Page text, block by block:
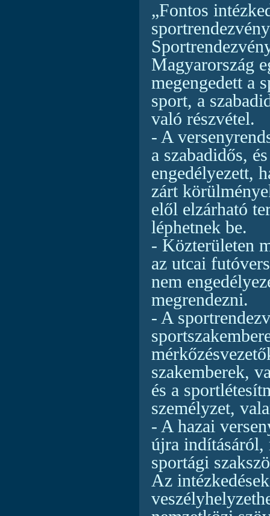
„Fontos
Magyarország
megengedett a
sport, a
való részvétel.
- A
a szabadidős,
engedélyezett,
zárt
elől elzárható
léphetnek be.
- Közterületen
az utcai
nem
megrendezni.
- A
szakemberek,
és a
személyzet,
- A hazai
újra indításáról,
sportági
Az